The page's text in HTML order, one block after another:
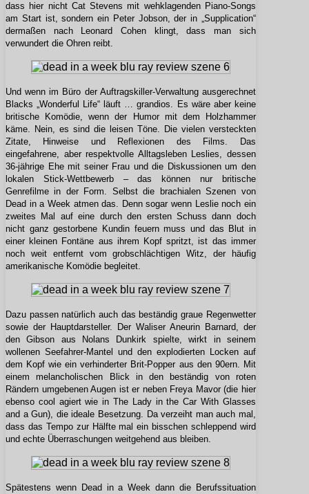
dass hier nicht Cat Stevens mit wehklagenden Piano-Songs
am Start ist, sondern ein Peter Jobson, der in „Supplication“
dermaßen nach Leonard Cohen klingt, dass man sich
verwundert die Ohren reibt.
Und wenn im Büro der Auftragskiller-Verwaltung ausgerechnet
Blacks „Wonderful Life“ läuft … grandios. Es wäre aber keine
britische Komödie, wenn der Humor mit dem Holzhammer
käme. Nein, es sind die leisen Töne. Die vielen versteckten
Zitate, Hinweise und Reflexionen des Films. Das
eingefahrene, aber respektvolle Alltagsleben Leslies, dessen
36-jährige Ehe mit seiner Frau und die Diskussionen um den
lokalen Stick-Wettbewerb – das können nur britische
Genrefilme in der Form. Selbst die brachialen Szenen von
Dead in a Week atmen das. Denn sogar wenn Leslie noch ein
zweites Mal auf eine durch den ersten Schuss dann doch
nicht ganz gestorbene Kundin feuern muss und das Blut in
einer kleinen Fontäne aus ihrem Kopf spritzt, ist das immer
noch weit entfernt vom grobschlächtigen Witz, der häufig
amerikanische Komödie begleitet.
Dazu passen natürlich auch das beständig graue Regenwetter
sowie der Hauptdarsteller. Der Waliser Aneurin Barnard, der
den Gibson aus Nolans Dunkirk spielte, wirkt in seinem
wollenen Seefahrer-Mantel und den explodierten Locken auf
dem Kopf wie ein verhinderter Brit-Popper aus den 90ern. Mit
einem melancholischen Blick in den beständig von roten
Rändern umgebenen Augen ist er neben Freya Mavor (die hier
ebenso cool agiert wie in The Lady in the Car With Glasses
and a Gun), die ideale Besetzung. Da verzeiht man auch mal,
dass das Tempo zur Hälfte mal ein bisschen schleppend wird
und echte Überraschungen weitgehend aus bleiben.
Spätestens wenn Dead in a Week dann die Berufssituation